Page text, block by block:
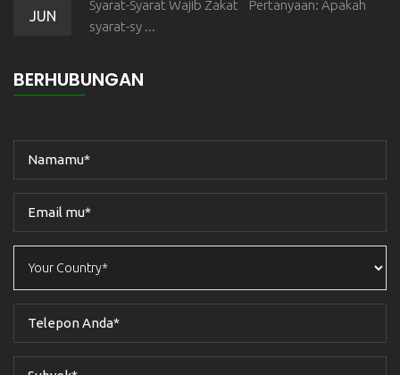
JUN
Syarat-Syarat Wajib Zakat Pertanyaan: Apakah
syarat-sy ...
BERHUBUNGAN